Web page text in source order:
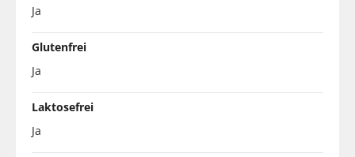
Ja
Glutenfrei
Ja
Laktosefrei
Ja